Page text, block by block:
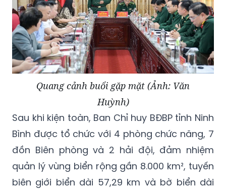
Quang cảnh buổi gặp mặt (Ảnh: Văn
Huỳnh)
Sau khi kiện toàn, Ban Chỉ huy BĐBP tỉnh Ninh
Bình được tổ chức với 4 phòng chức năng, 7
đồn Biên phòng và 2 hải đội, đảm nhiệm
quản lý vùng biển rộng gần 8.000 km², tuyến
biên giới biển dài 57,29 km và bờ biển dài